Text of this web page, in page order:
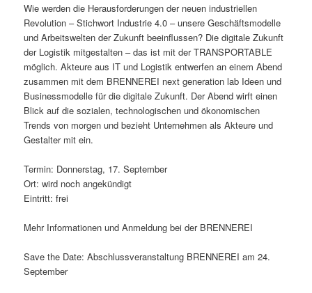
Wie werden die Herausforderungen der neuen industriellen
Revolution – Stichwort Industrie 4.0 – unsere Geschäftsmodelle
und Arbeitswelten der Zukunft beeinflussen? Die digitale Zukunft
der Logistik mitgestalten – das ist mit der TRANSPORTABLE
möglich. Akteure aus IT und Logistik entwerfen an einem Abend
zusammen mit dem BRENNEREI next generation lab Ideen und
Businessmodelle für die digitale Zukunft. Der Abend wirft einen
Blick auf die sozialen, technologischen und ökonomischen
Trends von morgen und bezieht Unternehmen als Akteure und
Gestalter mit ein.
Termin: Donnerstag, 17. September
Ort: wird noch angekündigt
Eintritt: frei
Mehr Informationen und Anmeldung bei der BRENNEREI
Save the Date: Abschlussveranstaltung BRENNEREI am 24.
September